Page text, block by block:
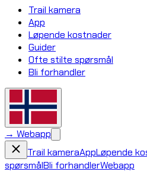
Trail kamera
App
Løpende kostnader
Guider
Ofte stilte spørsmål
Bli forhandler
→ Webapp
Trail kameraAppLøpende
spørsmålBli forhandlerWebapp